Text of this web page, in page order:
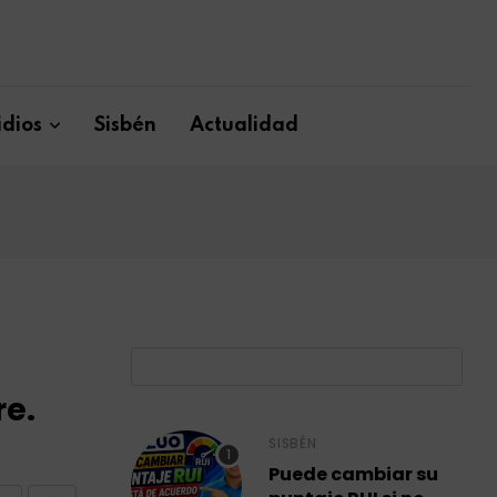
Sisbén Actualidad
SISBÉN
Puede cambiar su